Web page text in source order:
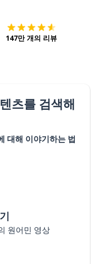
147만 개의 리뷰
츠를 검색해
대해 이야기하는 법
원어민 영상